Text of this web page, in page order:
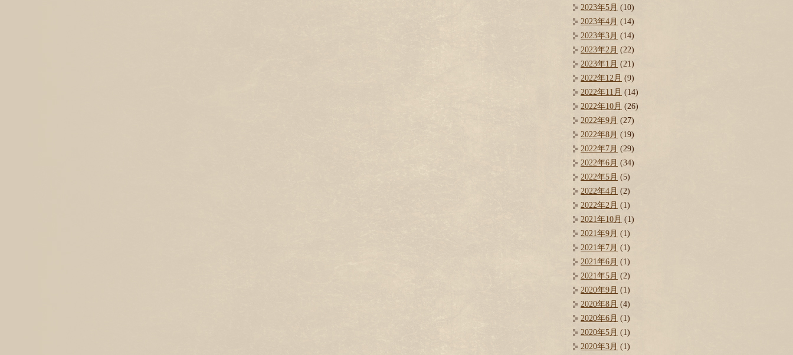
2023年5月 (10)
2023年4月 (14)
2023年3月 (14)
2023年2月 (22)
2023年1月 (21)
2022年12月 (9)
2022年11月 (14)
2022年10月 (26)
2022年9月 (27)
2022年8月 (19)
2022年7月 (29)
2022年6月 (34)
2022年5月 (5)
2022年4月 (2)
2022年2月 (1)
2021年10月 (1)
2021年9月 (1)
2021年7月 (1)
2021年6月 (1)
2021年5月 (2)
2020年9月 (1)
2020年8月 (4)
2020年6月 (1)
2020年5月 (1)
2020年3月 (1)